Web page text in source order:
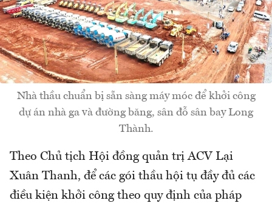
Nhà thầu chuẩn bị sẵn sàng máy móc để khởi công
dự án nhà ga và đường băng, sân đỗ sân bay Long
Thành.
Theo Chủ tịch Hội đồng quản trị ACV Lại
Xuân Thanh, để các gói thầu hội tụ đầy đủ các
điều kiện khởi công theo quy định của pháp